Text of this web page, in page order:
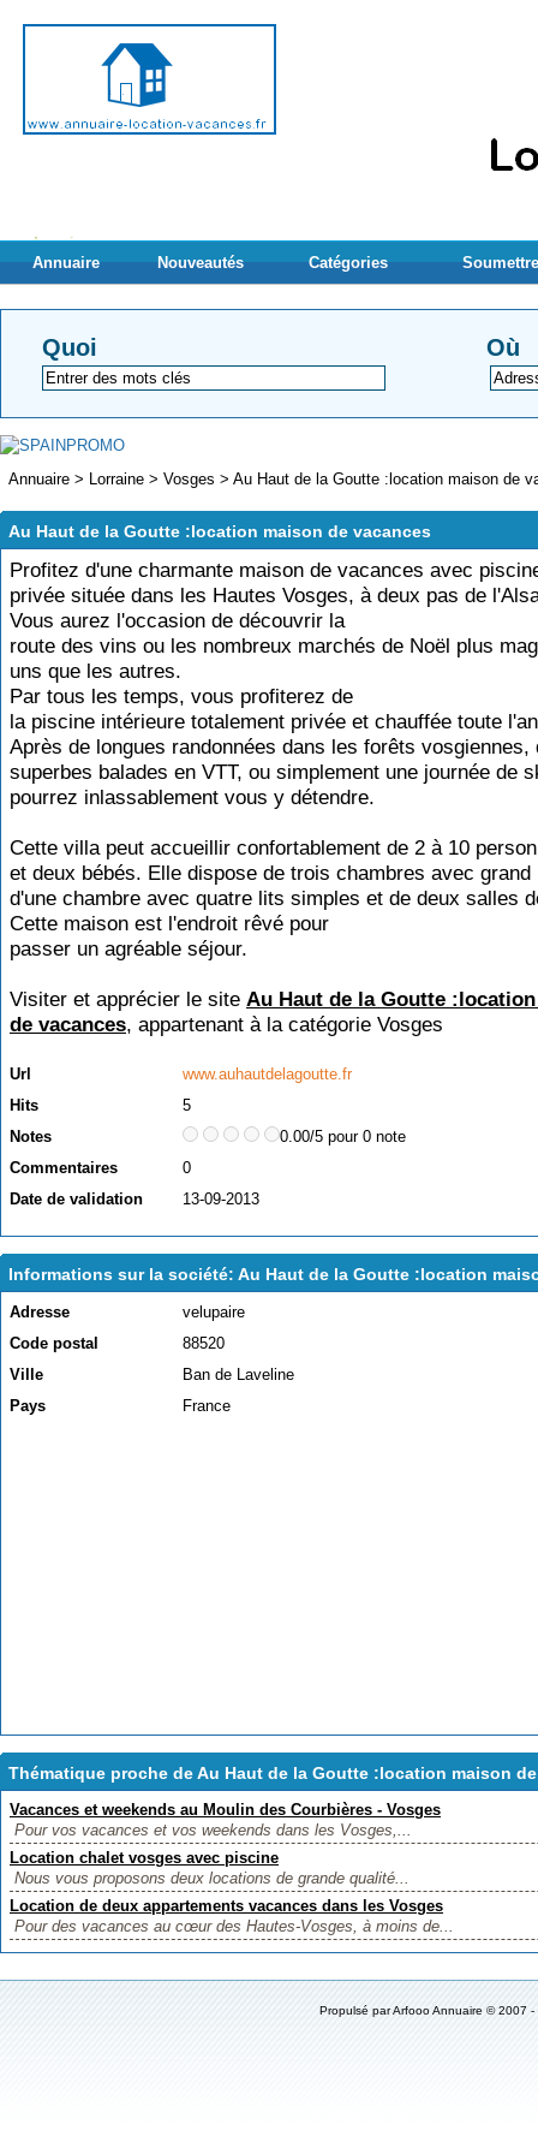
Annuaire Nouveautés Catégories
Quoi Où
Annuaire > Lorraine > Vosges > Au Haut de la Goutte :location maison de
Au Haut de la Goutte :location maison de vacances
Profitez d'une charmante maison de vacances avec
privée située dans les Hautes Vosges, à deux pas de
Vous aurez l'occasion de découvrir la
route des vins ou les nombreux marchés de Noël plus
uns que les autres.
Par tous les temps, vous profiterez de
la piscine intérieure totalement privée et chauffée toute
Après de longues randonnées dans les forêts vosgiennes,
superbes balades en VTT, ou simplement une journée de
pourrez inlassablement vous y détendre.
Cette villa peut accueillir confortablement de 2 à 10
et deux bébés. Elle dispose de trois chambres avec grand
d'une chambre avec quatre lits simples et de deux salles
Cette maison est l'endroit rêvé pour
passer un agréable séjour.
Visiter et apprécier le site Au Haut de la Goutte
de vacances, appartenant à la catégorie Vosges
Url
www.auhautdelagoutte.fr
Hits
5
Notes
0.00/5 pour 0 note
Commentaires
0
Date de validation
13-09-2013
Informations sur la société: Au Haut de la Goutte :location
Adresse
velupaire
Code postal
88520
Ville
Ban de Laveline
Pays
France
Thématique proche de Au Haut de la Goutte :location maison
Vacances et weekends au Moulin des Courbières - Vosges
Pour vos vacances et vos weekends dans les Vosges,...
Location chalet vosges avec piscine
Nous vous proposons deux locations de grande qualité...
Location de deux appartements vacances dans les Vosges
Pour des vacances au cœur des Hautes-Vosges, à moins de...
Propulsé par Arfooo Annuaire ©